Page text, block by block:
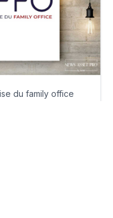
du family office